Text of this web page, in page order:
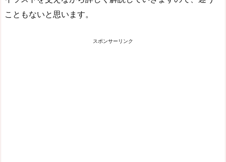
こともないと思います。
スポンサーリンク